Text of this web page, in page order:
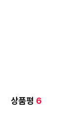
상품평 6